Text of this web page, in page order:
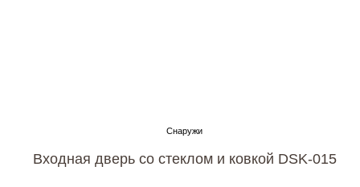
Входная дверь со стеклом и ковкой DSK-015